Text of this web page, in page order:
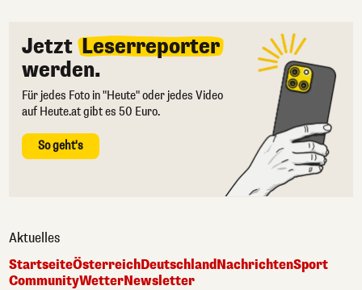
Jetzt Leserreporter
werden.
Für jedes Foto in "Heute" oder jedes Video
auf Heute.at gibt es 50 Euro.
So geht's
Aktuelles
StartseiteÖsterreichDeutschlandNachrichtenSport
CommunityWetterNewsletter